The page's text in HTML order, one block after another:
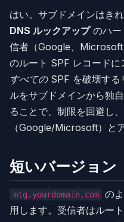
はい。サブドメインはき
DNS ルックアップのハー
信者（Google、
のルート SPF レコードに
すべてのSPF を破壊する
ルをサブドメインから独
ることで、制限を回避し
（Google/Microsoft）と
短いバージョン
mtg.yourdomain.com
の
用します。受信者はルー